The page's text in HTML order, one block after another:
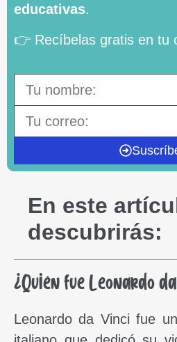
educativas.
👉 Recíbelas gratis en tu
En este
descubrirás:
¿Quién fue Leonardo
Leonardo da Vinci fue